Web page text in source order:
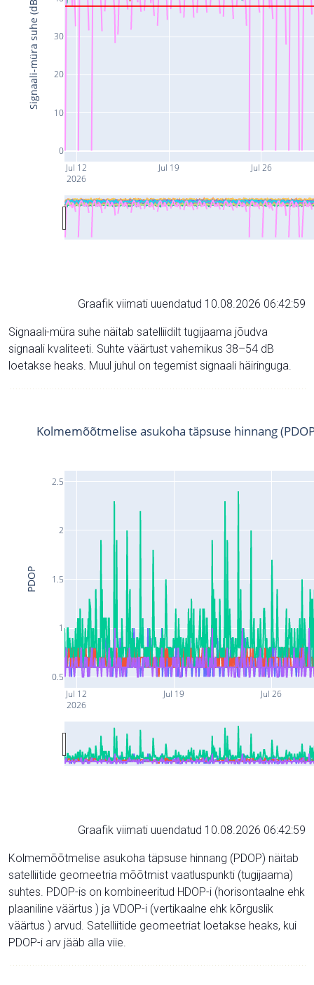
Jul 12
2026
Jul 19 Jul 26
0
10
20
30
Signaali-müra suhe (dB)
Graafik viimati uuendatud 10.08.2026 06:42:59
Signaali-müra suhe näitab satelliidilt tugijaama jõudva
signaali kvaliteeti. Suhte väärtust vahemikus 38–54 dB
loetakse heaks. Muul juhul on tegemist signaali häiringuga.
Jul 12
2026
Jul 19 Jul 26
0.5
1
1.5
2
2.5
Kolmemõõtmelise asukoha täpsuse hinnang
PDOP
Graafik viimati uuendatud 10.08.2026 06:42:59
Kolmemõõtmelise asukoha täpsuse hinnang (PDOP) näitab
satelliitide geomeetria mõõtmist vaatluspunkti (tugijaama)
suhtes. PDOP-is on kombineeritud HDOP-i (horisontaalne ehk
plaaniline väärtus ) ja VDOP-i (vertikaalne ehk kõrguslik
väärtus ) arvud. Satelliitide geomeetriat loetakse heaks, kui
PDOP-i arv jääb alla viie.